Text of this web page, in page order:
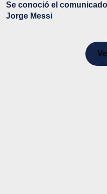
Se conoció el
Jorge Messi